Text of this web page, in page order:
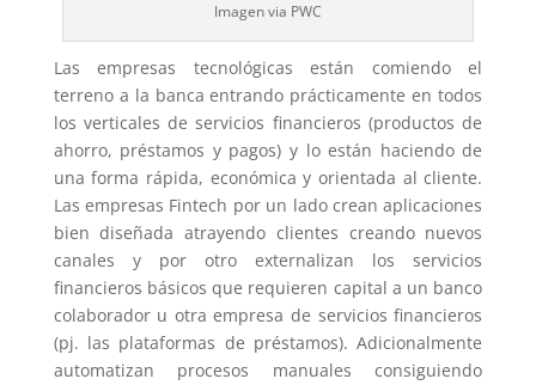
Imagen via PWC
Las empresas tecnológicas están comiendo el
terreno a la banca entrando prácticamente en todos
los verticales de servicios financieros (productos de
ahorro, préstamos y pagos) y lo están haciendo de
una forma rápida, económica y orientada al cliente.
Las empresas Fintech por un lado crean aplicaciones
bien diseñada atrayendo clientes creando nuevos
canales y por otro externalizan los servicios
financieros básicos que requieren capital a un banco
colaborador u otra empresa de servicios financieros
(pj. las plataformas de préstamos). Adicionalmente
automatizan procesos manuales consiguiendo